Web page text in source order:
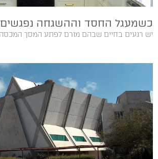
כשמעגל החסד וההשגחה נפגשים
יש‭ ‬רגעים‭ ‬בחיים‭ ‬שבהם‭ ‬מורם‭ ‬לפתע‭ ‬המסך‭ ‬המכסה‭ ‬את‭ ‬היומיום‭,